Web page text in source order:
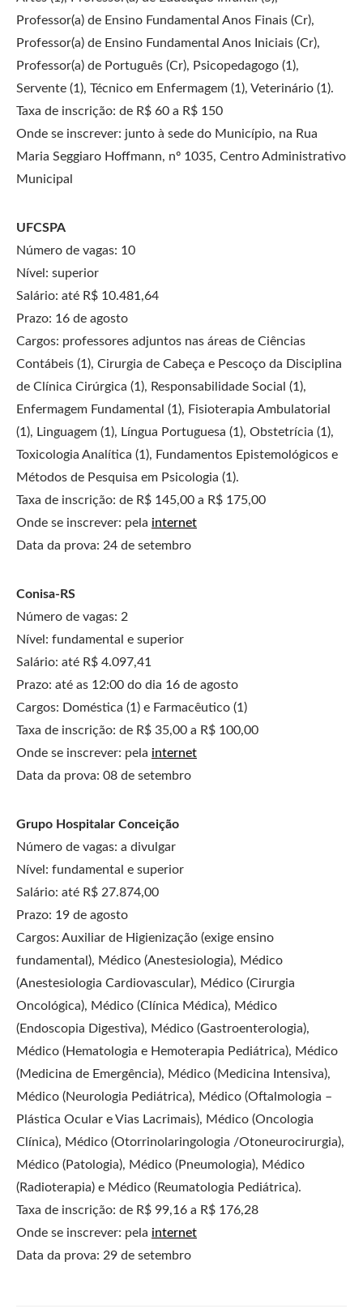
Professor(a) de Ensino Fundamental Anos Finais (Cr),
Professor(a) de Ensino Fundamental Anos Iniciais (Cr),
Professor(a) de Português (Cr), Psicopedagogo (1),
Servente (1), Técnico em Enfermagem (1), Veterinário (1).
Taxa de inscrição: de R$ 60 a R$ 150
Onde se inscrever: junto à sede do Município, na Rua
Maria Seggiaro Hoffmann, nº 1035, Centro Administrativo
Municipal
UFCSPA
Número de vagas: 10
Nível: superior
Salário: até R$ 10.481,64
Prazo: 16 de agosto
Cargos: professores adjuntos nas áreas de Ciências
Contábeis (1), Cirurgia de Cabeça e Pescoço da Disciplina
de Clínica Cirúrgica (1), Responsabilidade Social (1),
Enfermagem Fundamental (1), Fisioterapia Ambulatorial
(1), Linguagem (1), Língua Portuguesa (1), Obstetrícia (1),
Toxicologia Analítica (1), Fundamentos Epistemológicos e
Métodos de Pesquisa em Psicologia (1).
Taxa de inscrição: de R$ 145,00 a R$ 175,00
Onde se inscrever: pela internet
Data da prova: 24 de setembro
Conisa-RS
Número de vagas: 2
Nível: fundamental e superior
Salário: até R$ 4.097,41
Prazo: até as 12:00 do dia 16 de agosto
Cargos: Doméstica (1) e Farmacêutico (1)
Taxa de inscrição: de R$ 35,00 a R$ 100,00
Onde se inscrever: pela internet
Data da prova: 08 de setembro
Grupo Hospitalar Conceição
Número de vagas: a divulgar
Nível: fundamental e superior
Salário: até R$ 27.874,00
Prazo: 19 de agosto
Cargos: Auxiliar de Higienização (exige ensino
fundamental), Médico (Anestesiologia), Médico
(Anestesiologia Cardiovascular), Médico (Cirurgia
Oncológica), Médico (Clínica Médica), Médico
(Endoscopia Digestiva), Médico (Gastroenterologia),
Médico (Hematologia e Hemoterapia Pediátrica), Médico
(Medicina de Emergência), Médico (Medicina Intensiva),
Médico (Neurologia Pediátrica), Médico (Oftalmologia –
Plástica Ocular e Vias Lacrimais), Médico (Oncologia
Clínica), Médico (Otorrinolaringologia /Otoneurocirurgia),
Médico (Patologia), Médico (Pneumologia), Médico
(Radioterapia) e Médico (Reumatologia Pediátrica).
Taxa de inscrição: de R$ 99,16 a R$ 176,28
Onde se inscrever: pela internet
Data da prova: 29 de setembro